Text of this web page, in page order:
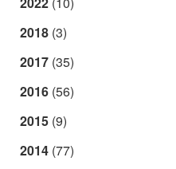
2018 (3)
2017 (35)
2016 (56)
2015 (9)
2014 (77)